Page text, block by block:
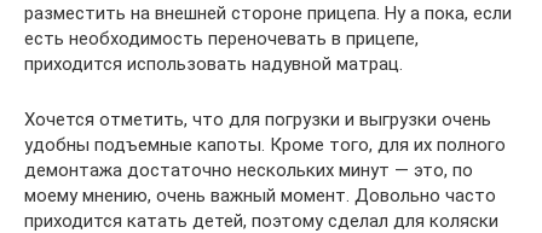
разместить на внешней стороне прицепа. Ну а пока, если
есть необходимость переночевать в прицепе,
приходится использовать надувной матрац.
Хочется отметить, что для погрузки и выгрузки очень
удобны подъемные капоты. Кроме того, для их полного
демонтажа достаточно нескольких минут — это, по
моему мнению, очень важный момент. Довольно часто
приходится катать детей, поэтому сделал для коляски